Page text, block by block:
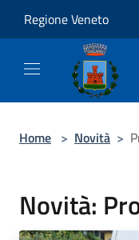
Regione Veneto
Home > Novità >
Novità: